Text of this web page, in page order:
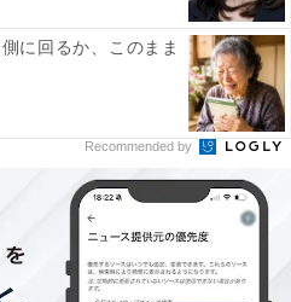
に回るか、このまま
Recommended by